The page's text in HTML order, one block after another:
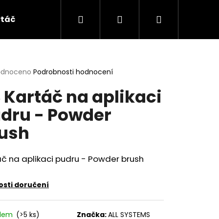
a hřebeny Doplňky HYDRA
Hledat PřihlášeníNákupní
Podrobnosti hodnocení
Kartáč na aplikaci
- Powder
na aplikaci pudru - Powder brush
doručení
(>5 ks) Značka:ALL SYSTEMS
ŠAMPON -